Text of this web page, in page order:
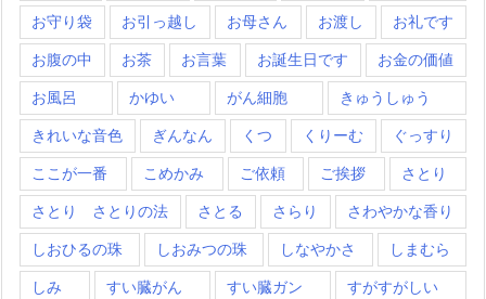
お守り袋 お引っ越し お母さん お渡し お礼です
お腹の中 お茶 お言葉 お誕生日です お金の価値
お風呂 かゆい がん細胞 きゅうしゅう
きれいな音色 ぎんなん くつ くりーむ ぐっすり
ここが一番 こめかみ ご依頼 ご挨拶 さとり
さとり さとりの法 さとる さらり さわやかな香り
しおひるの珠 しおみつの珠 しなやかさ しまむら
しみ すい臓がん すい臓ガン すがすがしい